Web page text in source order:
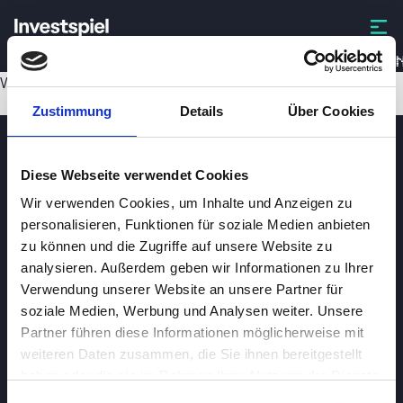
Zustimmung Details Über Cookies
Diese Webseite verwendet Cookies
Wir verwenden Cookies, um Inhalte und Anzeigen zu
personalisieren, Funktionen für soziale Medien anbieten
zu können und die Zugriffe auf unsere Website zu
analysieren. Außerdem geben wir Informationen zu Ihrer
Verwendung unserer Website an unsere Partner für
soziale Medien, Werbung und Analysen weiter. Unsere
Partner führen diese Informationen möglicherweise mit
weiteren Daten zusammen, die Sie ihnen bereitgestellt
Wird geladen...
Investspiel
ÜberInvestspiel
Datenschutzerklärung